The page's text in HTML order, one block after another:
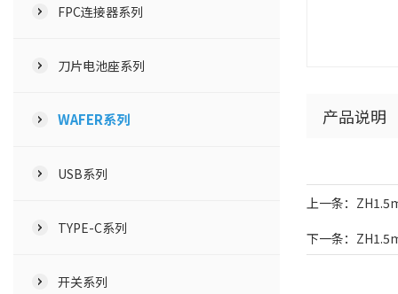
FPC连接器系列
刀片电池座系列
WAFER系列
USB系列
TYPE-C系列
开关系列
产品说明
上一条：
下一条：